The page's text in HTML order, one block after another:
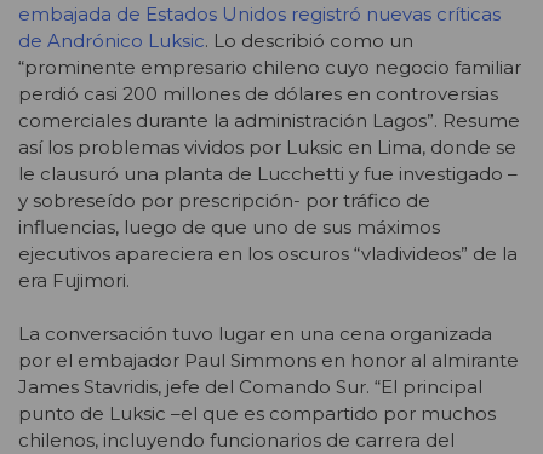
embajada de Estados Unidos registró nuevas críticas
de Andrónico Luksic. Lo describió como un
“prominente empresario chileno cuyo negocio familiar
perdió casi 200 millones de dólares en controversias
comerciales durante la administración Lagos”. Resume
así los problemas vividos por Luksic en Lima, donde se
le clausuró una planta de Lucchetti y fue investigado –
y sobreseído por prescripción- por tráfico de
influencias, luego de que uno de sus máximos
ejecutivos apareciera en los oscuros “vladivideos” de la
era Fujimori.
La conversación tuvo lugar en una cena organizada
por el embajador Paul Simmons en honor al almirante
James Stavridis, jefe del Comando Sur. “El principal
punto de Luksic –el que es compartido por muchos
chilenos, incluyendo funcionarios de carrera del